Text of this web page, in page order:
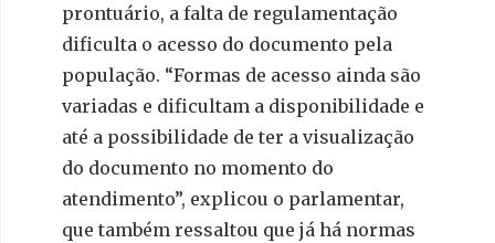
prontuário, a falta de regulamentação
dificulta o acesso do documento pela
população. “Formas de acesso ainda são
variadas e dificultam a disponibilidade e
até a possibilidade de ter a visualização
do documento no momento do
atendimento”, explicou o parlamentar,
que também ressaltou que já há normas